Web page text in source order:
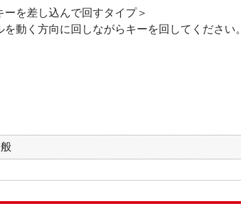
ーを差し込んで回すタイプ＞
動く方向に回しながらキーを回してください。